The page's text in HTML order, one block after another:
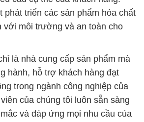
phát triển các sản phẩm hóa chất
với môi trường và an toàn cho
là nhà cung cấp sản phẩm mà
hành, hỗ trợ khách hàng đạt
trong ngành công nghiệp của
của chúng tôi luôn sẵn sàng
và đáp ứng mọi nhu cầu của